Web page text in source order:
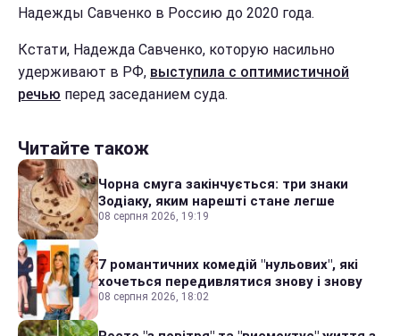
Надежды Савченко в Россию до 2020 года.
Кстати, Надежда Савченко, которую насильно
удерживают в РФ, выступила с оптимистичной
речью перед заседанием суда.
Читайте також
Чорна смуга закінчується: три знаки
Зодіаку, яким нарешті стане легше
08 серпня 2026, 19:19
7 романтичних комедій "нульових", які
хочеться передивлятися знову і знову
08 серпня 2026, 18:02